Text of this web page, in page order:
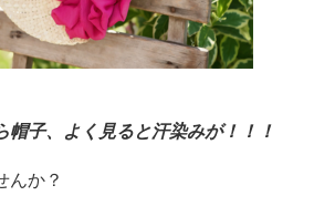
帽子、よく見ると汗染みが！！！
んか？